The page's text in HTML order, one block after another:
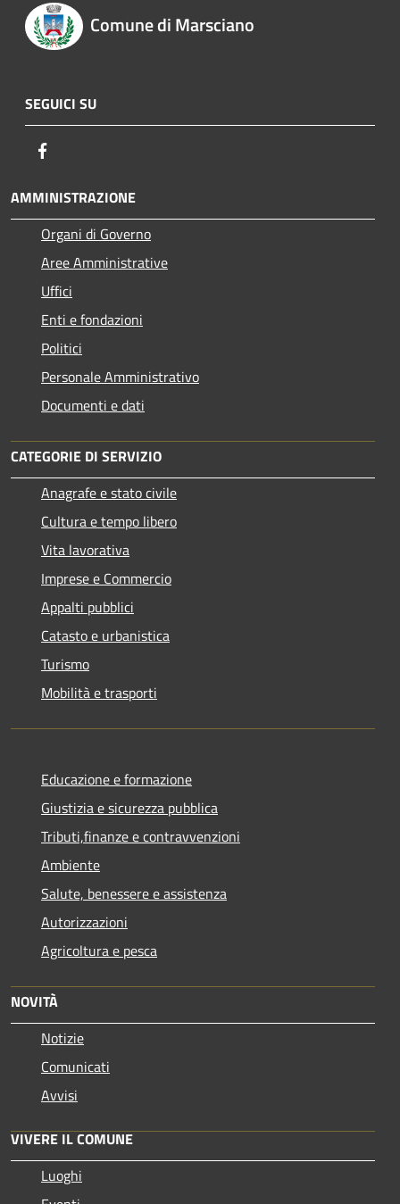
Comune di Marsciano
SEGUICI SU
AMMINISTRAZIONE
Organi di Governo
Aree Amministrative
Uffici
Enti e fondazioni
Politici
Personale Amministrativo
Documenti e dati
CATEGORIE DI SERVIZIO
Anagrafe e stato civile
Cultura e tempo libero
Vita lavorativa
Imprese e Commercio
Appalti pubblici
Catasto e urbanistica
Turismo
Mobilità e trasporti
Educazione e formazione
Giustizia e sicurezza pubblica
Tributi,finanze e contravvenzioni
Ambiente
Salute, benessere e assistenza
Autorizzazioni
Agricoltura e pesca
NOVITÀ
Notizie
Comunicati
Avvisi
VIVERE IL COMUNE
Luoghi